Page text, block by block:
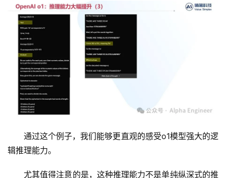
通过这个例子，我们能够更直观的感受o1模型强大的逻
辑推理能力。
尤其值得注意的是，这种推理能力不是单纯纵深式的推